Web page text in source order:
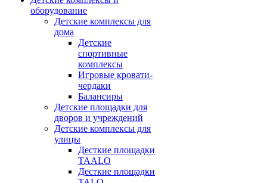
оборудование
Детские комплексы для
дома
Детские
спортивные
комплексы
Игровые кровати-
чердаки
Балансиры
Детские площадки для
дворов и учреждений
Детские комплексы для
улицы
Десткие площадки
TAALO
Десткие площадки